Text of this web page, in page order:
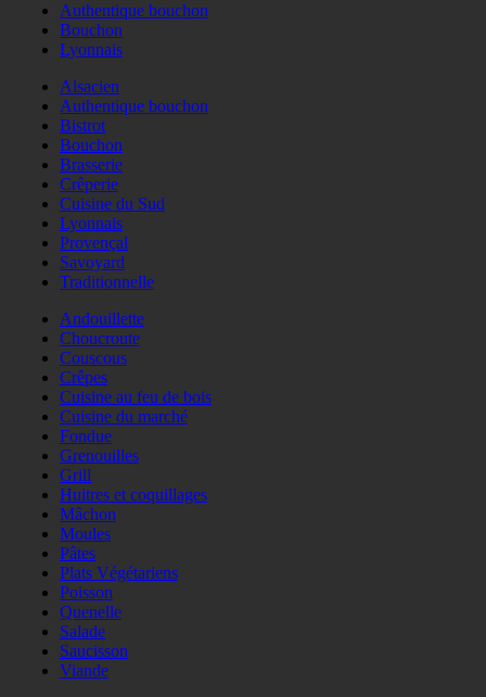
Authentique bouchon
Bouchon
Lyonnais
Alsacien
Authentique bouchon
Bistrot
Bouchon
Brasserie
Crêperie
Cuisine du Sud
Lyonnais
Provençal
Savoyard
Traditionnelle
Andouillette
Choucroute
Couscous
Crêpes
Cuisine au feu de bois
Cuisine du marché
Fondue
Grenouilles
Grill
Huitres et coquillages
Mâchon
Moules
Pâtes
Plats Végétariens
Poisson
Quenelle
Salade
Saucisson
Viande